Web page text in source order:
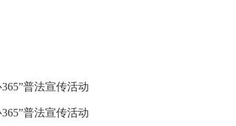
普法宣传活动
普法宣传活动